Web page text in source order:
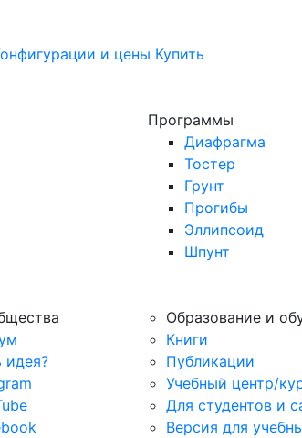
и цены Купить
Программы
Диафрагма
Тостер
Грунт
Прогибы
Эллипсоид
Шпунт
идея?
Образование и
Книги
Публикации
Учебный центр/
Для студентов и
Версия для